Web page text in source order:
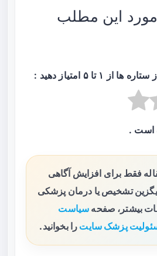
این مطلب
تا ۵ امتیاز دهید :
است .
فقط برای افزایش آگاهی
تشخیص یا درمان پزشکی
بیشتر، صفحه سیاست
پزشک سایت را بخوانید.